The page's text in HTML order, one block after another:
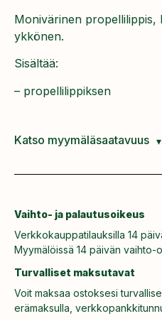
Monivärinen propellilippis,
ykkönen.
Sisältää:
– propellilippiksen
Katso myymäläsaatavuus
Vaihto- ja palautusoikeus
Verkkokauppatilauksilla 14
Myymälöissä 14 päivän vaihto-
Turvalliset maksutavat
Voit maksaa ostoksesi
erämaksulla,